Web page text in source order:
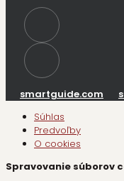
smartguide.com
Súhlas
Predvoľby
O cookies
Spravovanie súborov